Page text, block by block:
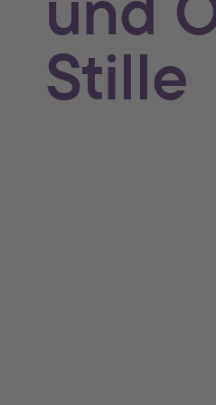
Stille